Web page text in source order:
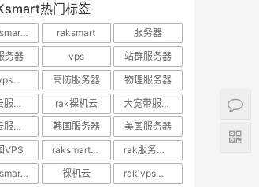
热门标签
RAKsmart服务器 raksmart
服务器
务器
vps
站群服务器
rak vps优惠
高防服务器
物理服务器
rak云服务器推荐
rak裸机云
大宽带服务器
rak云服务器优惠
韩国服务器
美国服务器
VPS
raksmart裸机云
rak服务器评测
RAKsmart服务器评测
裸机云
rak vps价格